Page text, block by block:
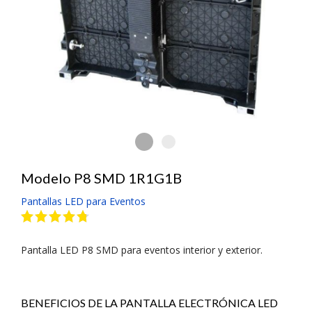
Pantalla Electrónica de
Modelo P8 SMD 1R1G1B
Pantallas LED para Eventos
Pantalla LED P8 SMD para eventos interior y exterior.
BENEFICIOS DE LA PANTALLA ELECTRÓNICA LED